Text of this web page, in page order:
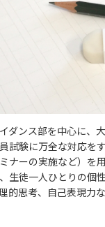
ダンス部を中心に、
試験に万全な対応を
ナーの実施など）を
生徒一人ひとりの個
的思考、自己表現力